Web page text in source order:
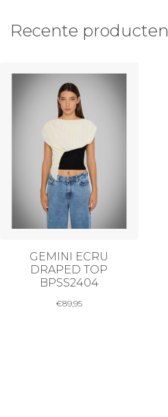
Recente producten
GEMINI ECRU
DRAPED TOP
BPSS2404
€89,95